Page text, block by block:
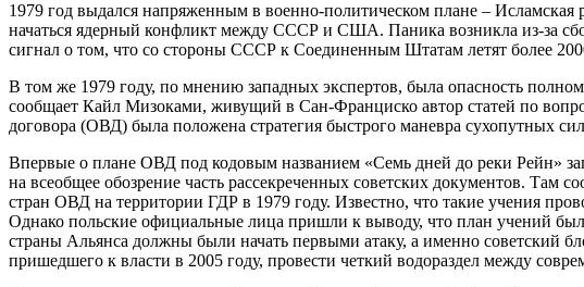
1979 год выдался напряженным в военно-политическом плане – Исламская
начаться ядерный конфликт между СССР и США. Паника возникла из-за
сигнал о том, что со стороны СССР к Соединенным Штатам летят более
В том же 1979 году, по мнению западных экспертов, была опасность
сообщает Кайл Мизоками, живущий в Сан-Франциско автор статей по
договора (ОВД) была положена стратегия быстрого маневра сухопутных
Впервые о плане ОВД под кодовым названием «Семь дней до реки Рейн»
на всеобщее обозрение часть рассекреченных советских документов. Там
стран ОВД на территории ГДР в 1979 году. Известно, что такие учения
Однако польские официальные лица пришли к выводу, что план учений
страны Альянса должны были начать первыми атаку, а именно советский
пришедшего к власти в 2005 году, провести четкий водораздел между